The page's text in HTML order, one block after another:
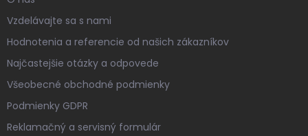
Vzdelávajte sa s nami
Hodnotenia a referencie od našich zákazníkov
Najčastejšie otázky a odpovede
Všeobecné obchodné podmienky
Podmienky GDPR
Reklamačný a servisný formulár